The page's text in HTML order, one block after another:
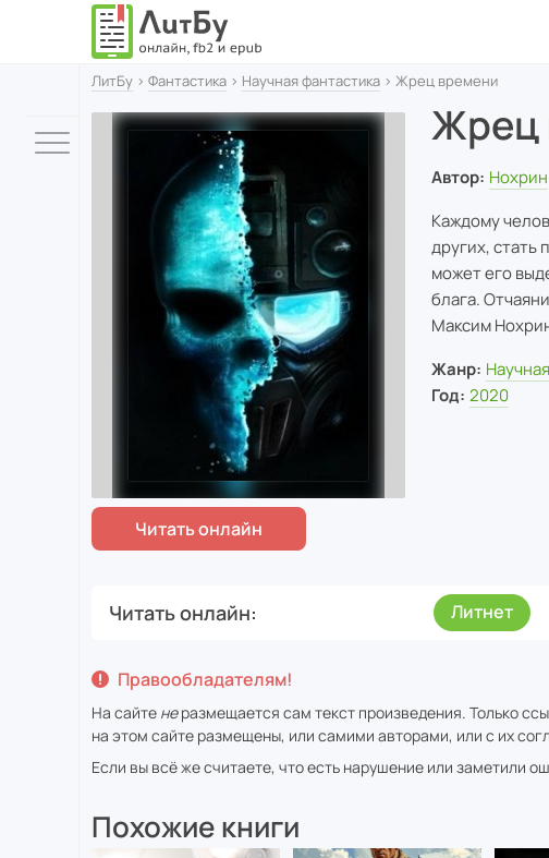
ЛитБу › Фантастика › Научная фантастика › Жрец времени
Жрец
Автор: Нохрин
Каждому
других, стать
может его
блага.
Максим
Жанр:
Год: 2020
Читать онлайн Литнет
Правообладателям!
На сайте неразмещается сам текст произведения. Только
на этом сайте размещены, или самими авторами, или с их
Если вы всё же считаете, что есть нарушение или заметили
Похожие книги